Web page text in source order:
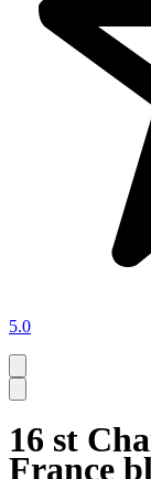
5.0
16 st
France